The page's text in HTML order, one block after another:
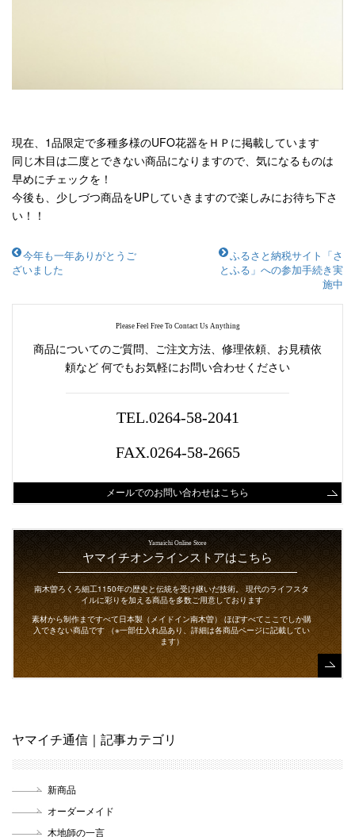
現在、1品限定で多種多様のUFO花器をＨＰに掲載しています
同じ木目は二度とできない商品になりますので、気になるものは
早めにチェックを！
今後も、少しづつ商品をUPしていきますので楽しみにお待ち下さ
い！！
今年も一年ありがとうご
ざいました
ふるさと納税サイト「さ
とふる」への参加手続き実
施中
Please Feel Free To Contact Us Anything
商品についてのご質問、ご注文方法、修理依頼、お見積依
頼など 何でもお気軽にお問い合わせください
TEL.0264-58-2041
FAX.0264-58-2665
メールでのお問い合わせはこちら
Yamaichi Online Store
ヤマイチオンラインストアはこちら
南木曽ろくろ細工1150年の歴史と伝統を受け継いだ技術。
現代のライフスタ
イルに彩りを加える商品を多数ご用意しております
素材から制作まですべて日本製（メイドイン南木曽）
ほぼすべてここでしか購
入できない商品です （※一部仕入れ品あり、詳細は各商品ページに記載してい
ます）
ヤマイチ通信｜記事カテゴリ
新商品
オーダーメイド
木地師の一言